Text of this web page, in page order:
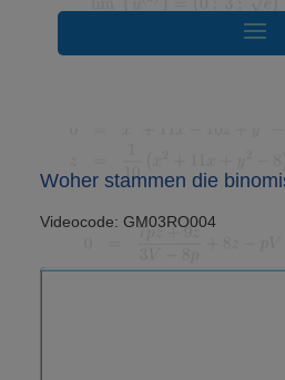
Woher stammen die
Videocode: GM03RO004